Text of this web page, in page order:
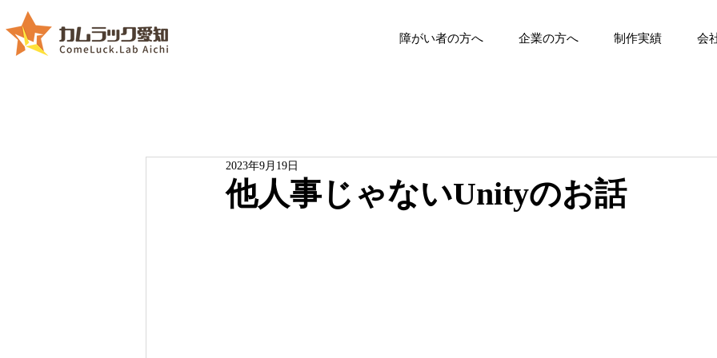
障がい者の方へ 企業の方へ 制作実績 会
他人事じゃないUnityのお話
2023年9月19日